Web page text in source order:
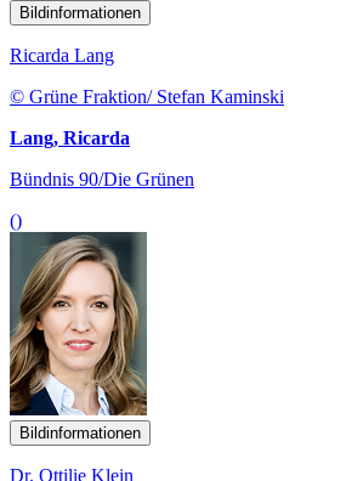
Bildinformationen
Ricarda Lang
© Grüne Fraktion/ Stefan Kaminski
Lang, Ricarda
Bündnis 90/Die Grünen
()
Bildinformationen
Dr. Ottilie Klein